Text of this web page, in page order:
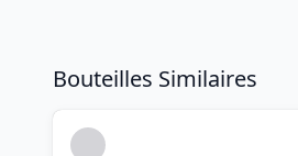
Bouteilles Similaires